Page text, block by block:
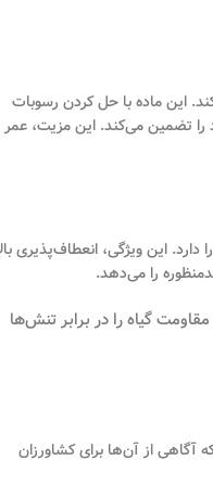
این ماده با حل کردن رسوبات
را تضمین می‌کند. این مزیت، عمر
این ویژگی، انعطاف‌پذیری
را می‌دهد.
گیاه را در برابر تنش‌ها
آگاهی از آن‌ها برای کشاورزان